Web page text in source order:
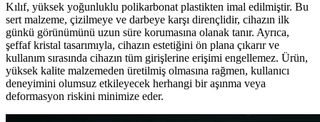
Kılıf, yüksek yoğunluklu polikarbonat plastikten imal edilmiştir. Bu
sert malzeme, çizilmeye ve darbeye karşı dirençlidir, cihazın ilk
günkü görünümünü uzun süre korumasına olanak tanır. Ayrıca,
şeffaf kristal tasarımıyla, cihazın estetiğini ön plana çıkarır ve
kullanım sırasında cihazın tüm girişlerine erişimi engellemez. Ürün,
yüksek kalite malzemeden üretilmiş olmasına rağmen, kullanıcı
deneyimini olumsuz etkileyecek herhangi bir aşınma veya
deformasyon riskini minimize eder.